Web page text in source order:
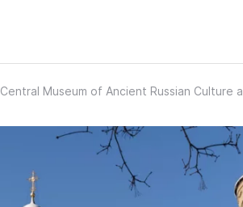
Central Museum of Ancient Russian Culture